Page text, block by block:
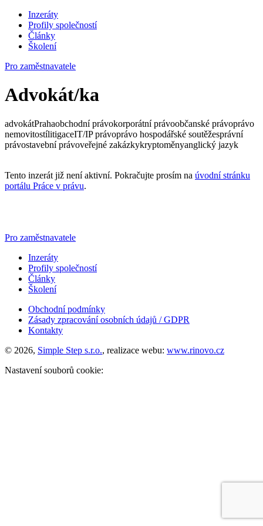
Inzeráty
Profily společností
Články
Školení
Pro zaměstnavatele
Advokát/ka
advokátPrahaobchodní právokorporátní právoobčanské právoprávo
nemovitostílitigaceIT/IP právoprávo hospodářské soutěžesprávní
právostavební právoveřejné zakázkykryptoměnyanglický jazyk
Tento inzerát již není aktivní. Pokračujte prosím na úvodní stránku
portálu Práce v právu.
Pro zaměstnavatele
Inzeráty
Profily společností
Články
Školení
Obchodní podmínky
Zásady zpracování osobních údajů / GDPR
Kontakty
© 2026, Simple Step s.r.o., realizace webu: www.rinovo.cz
Nastavení souborů cookie: